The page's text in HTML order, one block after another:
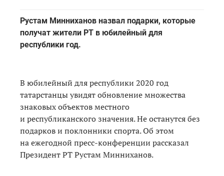
Рустам Минниханов назвал подарки, которые
получат жители РТ в юбилейный для
республики год.
В юбилейный для республики 2020 год
татарстанцы увидят обновление множества
знаковых объектов местного
и республиканского значения. Не останутся без
подарков и поклонники спорта. Об этом
на ежегодной пресс-конференции рассказал
Президент РТ Рустам Минниханов.